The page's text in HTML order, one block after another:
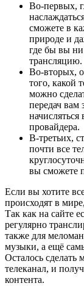
Во-первых,
сможете в
природе и
где бы вы ни
трансляцию.
Во-вторых,
того, какой
можно
передач вам
провайдера.
В-третьих,
почти все
вы сможете
Если вы хотите
происходят в
Так как на сайте
регулярно
также для
музыки, а ещё
Осталось сделать
телеканал, и
контента.